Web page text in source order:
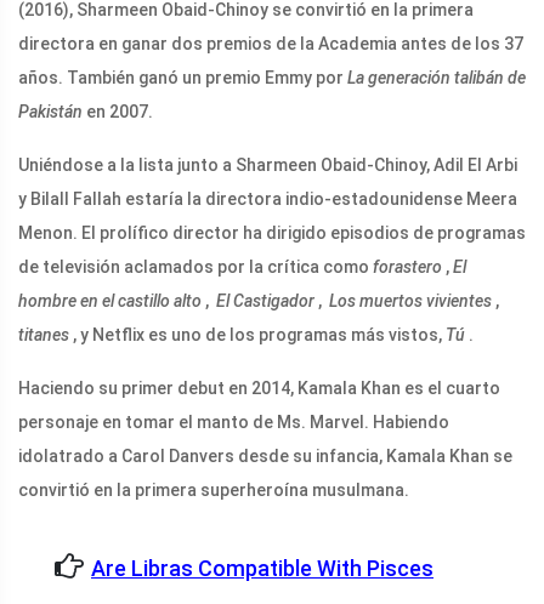
(2016), Sharmeen Obaid-Chinoy se convirtió en la primera
directora en ganar dos premios de la Academia antes de los 37
años. También ganó un premio Emmy por La generación talibán de
Pakistán en 2007.
Uniéndose a la lista junto a Sharmeen Obaid-Chinoy, Adil El Arbi
y Bilall Fallah estaría la directora indio-estadounidense Meera
Menon. El prolífico director ha dirigido episodios de programas
de televisión aclamados por la crítica como forastero ,El
hombre en el castillo alto , El Castigador , Los muertos vivientes ,
titanes , y Netflix es uno de los programas más vistos, Tú .
Haciendo su primer debut en 2014, Kamala Khan es el cuarto
personaje en tomar el manto de Ms. Marvel. Habiendo
idolatrado a Carol Danvers desde su infancia, Kamala Khan se
convirtió en la primera superheroína musulmana.
Are Libras Compatible With Pisces